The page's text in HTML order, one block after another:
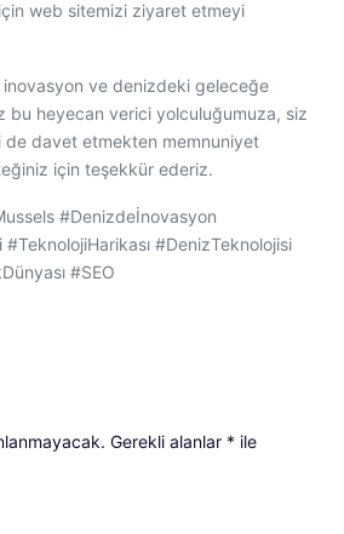
web sitemizi ziyaret etmeyi
ve denizdeki geleceğe
bu heyecan verici yolculuğumuza, siz
davet etmekten memnuniyet
için teşekkür ederiz.
#Denizdeİnovasyon
#DenizTeknolojisi
#SEO
Gerekli alanlar * ile